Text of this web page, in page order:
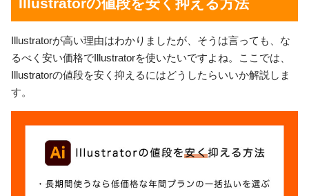
Illustratorが高い理由はわかりましたが、そうは言っても、な
るべく安い価格でIllustratorを使いたいですよね。ここでは、
Illustratorの値段を安く抑えるにはどうしたらいいか解説しま
す。